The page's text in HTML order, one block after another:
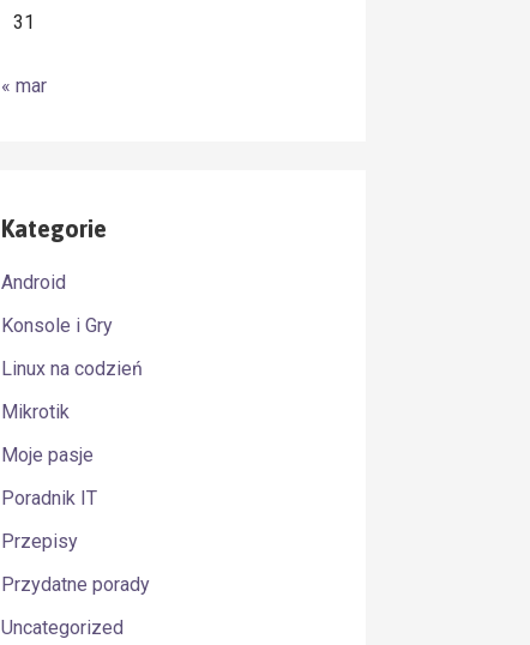
31
« mar
Kategorie
Android
Konsole i Gry
Linux na codzień
Mikrotik
Moje pasje
Poradnik IT
Przepisy
Przydatne porady
Uncategorized